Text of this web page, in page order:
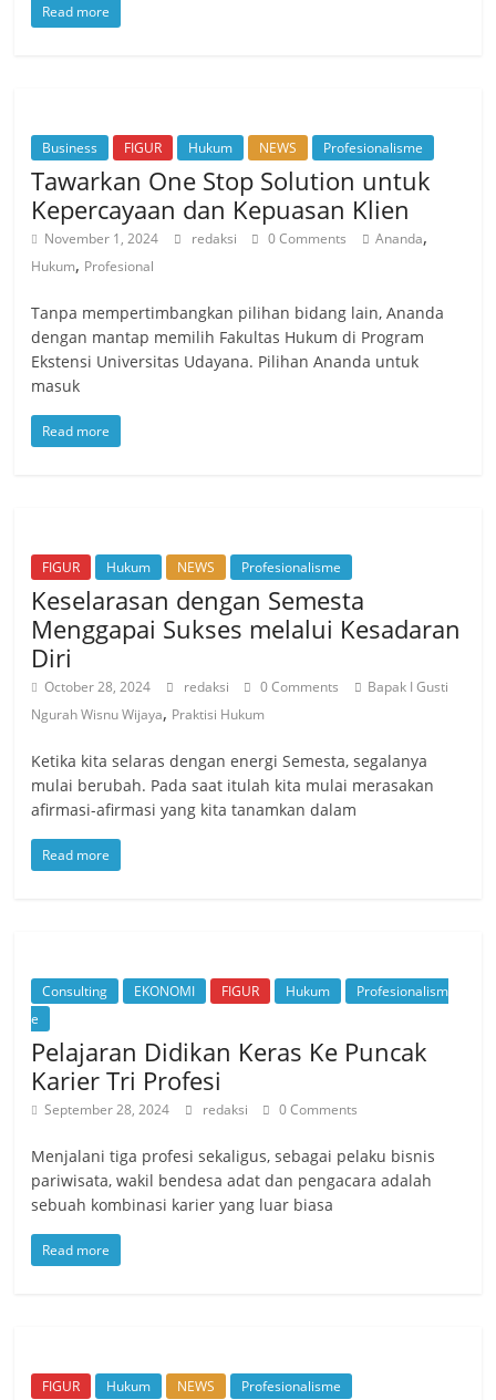
Read more
Business FIGUR Hukum NEWS Profesionalisme
Tawarkan One Stop Solution untuk
Kepercayaan dan Kepuasan Klien
November 1, 2024 redaksi 0 Comments Ananda,
Hukum, Profesional
Tanpa mempertimbangkan pilihan bidang lain, Ananda
dengan mantap memilih Fakultas Hukum di Program
Ekstensi Universitas Udayana. Pilihan Ananda untuk
masuk
Read more
FIGUR Hukum NEWS Profesionalisme
Keselarasan dengan Semesta
Menggapai Sukses melalui Kesadaran
Diri
October 28, 2024 redaksi 0 Comments
Bapak I Gusti
Ngurah Wisnu Wijaya, Praktisi Hukum
Ketika kita selaras dengan energi Semesta, segalanya
mulai berubah. Pada saat itulah kita mulai merasakan
afirmasi-afirmasi yang kita tanamkan dalam
Read more
Consulting EKONOMI FIGUR Hukum
Profesionalism
e
Pelajaran Didikan Keras Ke Puncak
Karier Tri Profesi
September 28, 2024 redaksi 0 Comments
Menjalani tiga profesi sekaligus, sebagai pelaku bisnis
pariwisata, wakil bendesa adat dan pengacara adalah
sebuah kombinasi karier yang luar biasa
Read more
FIGUR Hukum NEWS Profesionalisme